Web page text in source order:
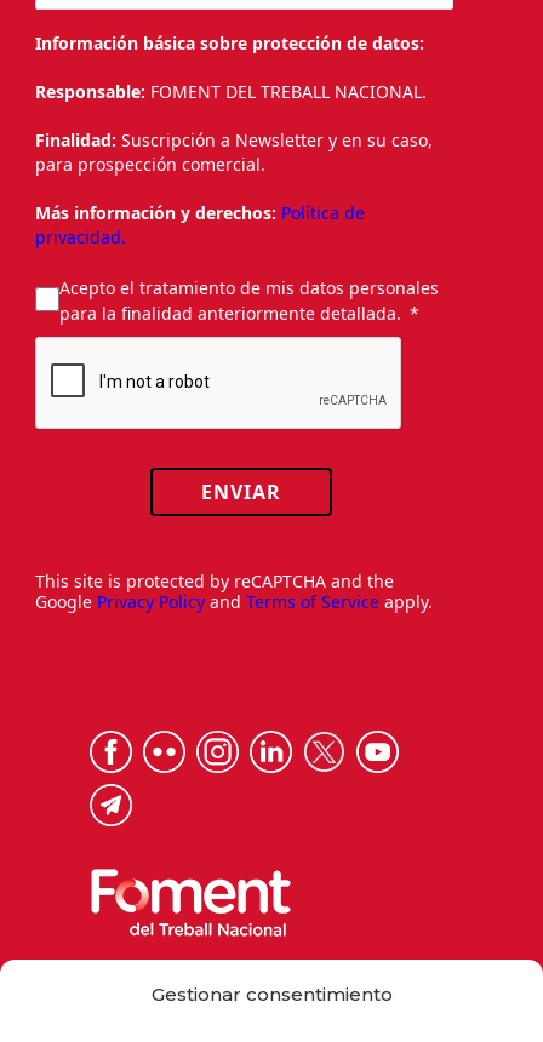
Gestionar consentimiento
Información básica sobre protección de datos:
Responsable: FOMENT DEL TREBALL NACIONAL.
Finalidad: Suscripción a Newsletter y en su caso,
para prospección comercial.
Más información y derechos: Política de
privacidad.
Acepto el tratamiento de mis datos personales
para la finalidad anteriormente detallada.
ENVIAR
This site is protected by reCAPTCHA and the
Google Privacy Policy and Terms of Service apply.